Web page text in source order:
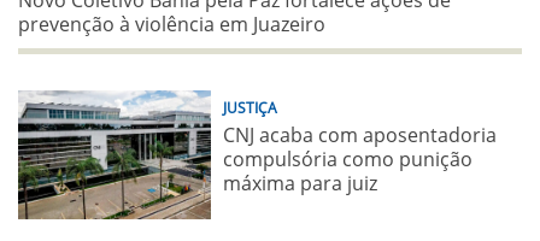
prevenção à violência em Juazeiro
JUSTIÇA
CNJ acaba com aposentadoria
compulsória como punição
máxima para juiz